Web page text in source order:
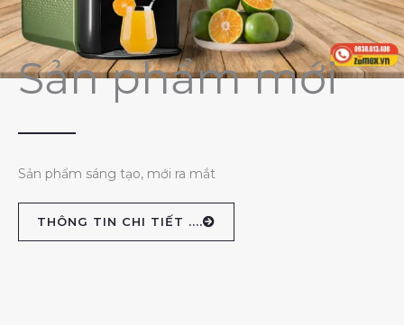
Sản phẩm mới
Sản phẩm sáng tạo, mới ra mắt
THÔNG TIN CHI TIẾT ....